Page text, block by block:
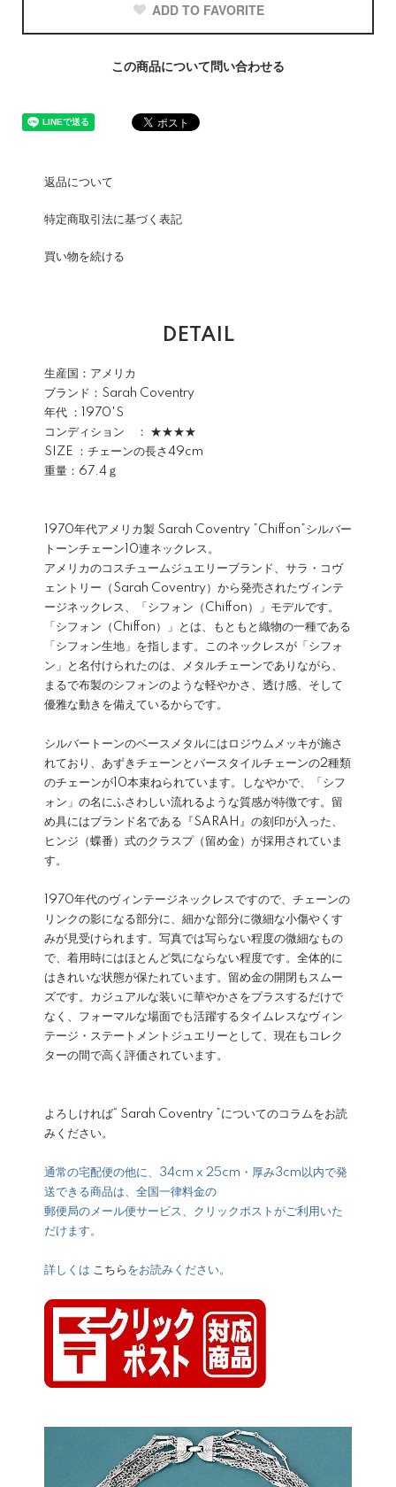
ADD TO FAVORITE
この商品について問い合わせる
返品について
特定商取引法に基づく表記
買い物を続ける
DETAIL
生産国：アメリカ
ブランド： Sarah Coventry
年代 ：1970'S
コンディション ： ★★★★
SIZE ：チェーンの長さ49cm
重量：67.4ｇ
1970年代アメリカ製 Sarah Coventry ”Chiffon”シルバー
トーンチェーン10連ネックレス。
アメリカのコスチュームジュエリーブランド、サラ・コヴ
ェントリー（Sarah Coventry）から発売されたヴィンテ
ージネックレス、「シフォン（Chiffon）」モデルです。
「シフォン（Chiffon）」とは、もともと織物の一種である
「シフォン生地」を指します。このネックレスが「シフォ
ン」と名付けられたのは、メタルチェーンでありながら、
まるで布製のシフォンのような軽やかさ、透け感、そして
優雅な動きを備えているからです。
シルバートーンのベースメタルにはロジウムメッキが施さ
れており、あずきチェーンとバースタイルチェーンの2種類
のチェーンが10本束ねられています。しなやかで、「シフ
ォン」の名にふさわしい流れるような質感が特徴です。留
め具にはブランド名である『SARAH』の刻印が入った、
ヒンジ（蝶番）式のクラスプ（留め金）が採用されていま
す。
1970年代のヴィンテージネックレスですので、チェーンの
リンクの影になる部分に、細かな部分に微細な小傷やくす
みが見受けられます。写真では写らない程度の微細なもの
で、着用時にはほとんど気にならない程度です。全体的に
はきれいな状態が保たれています。留め金の開閉もスムー
ズです。カジュアルな装いに華やかさをプラスするだけで
なく、フォーマルな場面でも活躍するタイムレスなヴィン
テージ・ステートメントジュエリーとして、現在もコレク
ターの間で高く評価されています。
よろしければ “ Sarah Coventry ”についてのコラムをお読
みください。
通常の宅配便の他に、34cm x 25cm・厚み3cm以内で発
送できる商品は、全国一律料金の
郵便局のメール便サービス、クリックポストがご利用いた
だけます。
詳しくは こちら をお読みください。